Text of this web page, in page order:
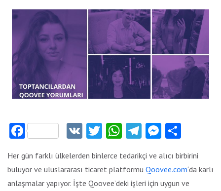
FacebookVK Twitter
WhatsApp
Telegram
Her gün farklı ülkelerden binlerce tedarikçi ve alıcı birbirini
buluyor ve uluslararası ticaret platformu Qoovee.com‘da karlı
anlaşmalar yapıyor. İşte Qoovee’deki işleri için uygun ve